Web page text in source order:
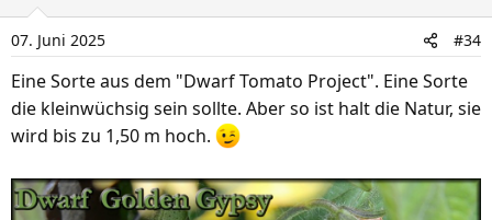
i
o
n
e
n
:
07. Juni 2025 #34
Eine Sorte aus dem "Dwarf Tomato Project". Eine Sorte
die kleinwüchsig sein sollte. Aber so ist halt die Natur, sie
wird bis zu 1,50 m hoch.